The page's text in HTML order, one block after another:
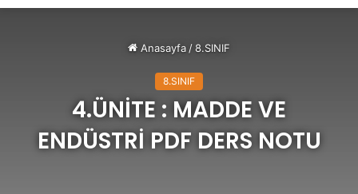
Anasayfa /8.SINIF
8.SINIF
4.ÜNİTE : MADDE VE
ENDÜSTRİ PDF DERS NOTU